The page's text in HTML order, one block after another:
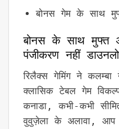
बोनस गेम के साथ
बोनस के साथ मुफ्त
पंजीकरण नहीं
रिलैक्स गेमिंग ने
क्लासिक टेबल गेम
कनाडा, कभी-कभी
वुवुज़ेला के अलावा, आप